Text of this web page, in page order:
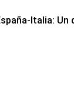
Italia: